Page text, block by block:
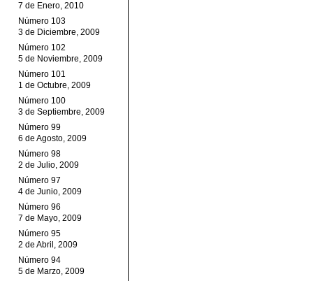
7 de Enero, 2010
Número 103
3 de Diciembre, 2009
Número 102
5 de Noviembre, 2009
Número 101
1 de Octubre, 2009
Número 100
3 de Septiembre, 2009
Número 99
6 de Agosto, 2009
Número 98
2 de Julio, 2009
Número 97
4 de Junio, 2009
Número 96
7 de Mayo, 2009
Número 95
2 de Abril, 2009
Número 94
5 de Marzo, 2009